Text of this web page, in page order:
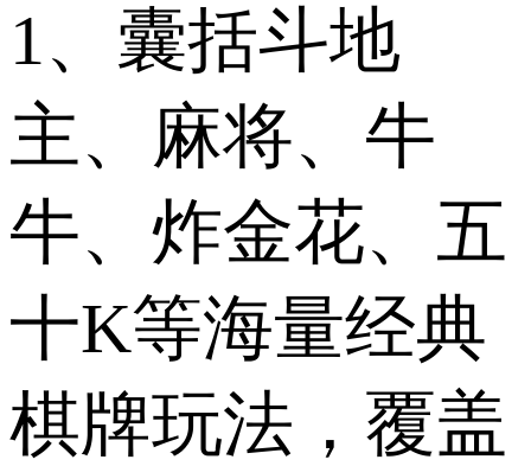
1、囊括斗地
主、麻将、牛
牛、炸金花、五
十K等海量经典
棋牌玩法，覆盖